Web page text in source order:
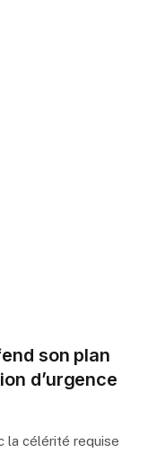
son plan
d’urgence
la célérité requise